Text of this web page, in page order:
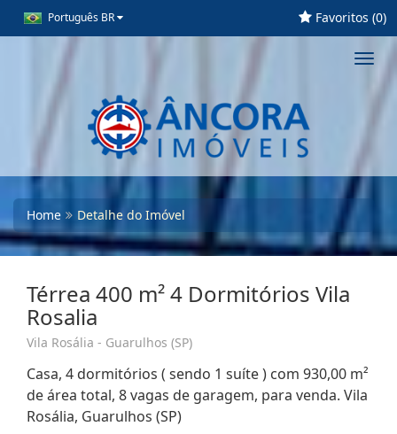
Português BR Favoritos (0)
Home Detalhe do Imóvel
Térrea 400 m² 4 Dormitórios Vila
Rosalia
Vila Rosália - Guarulhos (SP)
Casa, 4 dormitórios ( sendo 1 suíte ) com 930,00 m²
de área total, 8 vagas de garagem, para venda. Vila
Rosália, Guarulhos (SP)